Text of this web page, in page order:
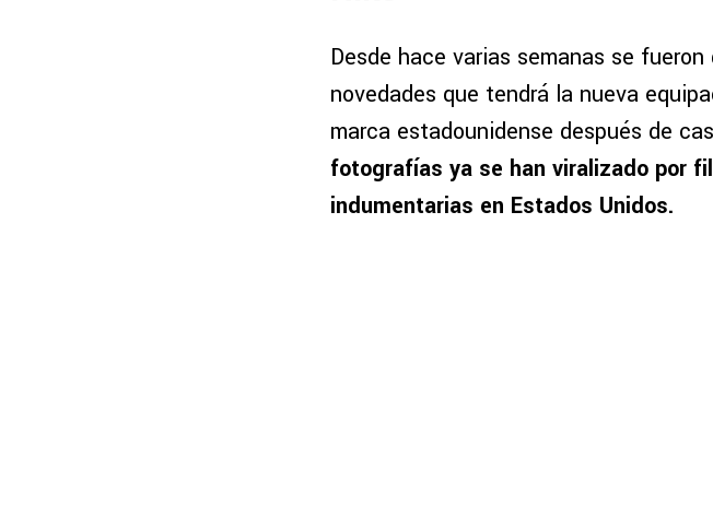
Desde hace varias semanas se
novedades que tendrá la nueva
marca estadounidense después de
fotografías ya se han viralizado por
indumentarias en Estados Unidos.